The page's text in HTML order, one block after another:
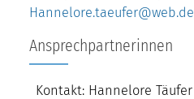
Hannelore.taeufer@web.de
Ansprechpartnerinnen
Kontakt: Hannelore Täufer